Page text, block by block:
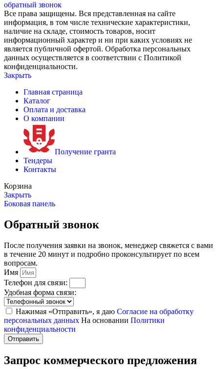
обратный звонок
Все права защищены. Вся представленная на сайте
информация, в том числе технические характеристики,
наличие на складе, стоимость товаров, носит
информационный характер и ни при каких условиях не
является публичной офертой. Обработка персональных
данных осуществляется в соответствии с Политикой
конфиденциальности.
Закрыть
Главная страница
Каталог
Оплата и доставка
О компании
Получение гранта
Тендеры
Контакты
Корзина
Закрыть
Боковая панель
Обратный звонок
После получения заявки на звонок, менеджер свяжется с вами
в течение 20 минут и подробно проконсультирует по всем
вопросам.
Имя
Телефон для связи:
Удобная форма связи:
Нажимая «Отправить», я даю Согласие на обработку
персональных данных На основании Политики
конфиденциальности
Отправить
Запрос коммерческого предложения